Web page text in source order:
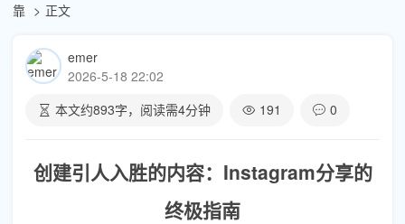
靠
正文
emer
2026-5-18 22:02
本文约893字，阅读需4分钟 191 0
创建引人入胜的内容：Instagram分享的
终极指南